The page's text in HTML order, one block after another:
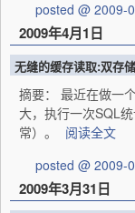
posted @ 2009-
2009年4月1日
无缝的缓存读取:双存
摘要： 最近在做一
大，执行一次SQL
常）。
阅读全文
posted @ 2009-
2009年3月31日